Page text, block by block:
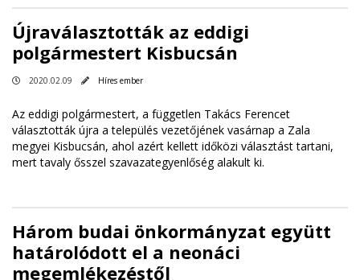
Újraválasztották az eddigi
polgármestert Kisbucsán
2020.02.09 Híres ember
Az eddigi polgármestert, a független Takács Ferencet
választották újra a település vezetőjének vasárnap a Zala
megyei Kisbucsán, ahol azért kellett időközi választást tartani,
mert tavaly ősszel szavazategyenlőség alakult ki.
Három budai önkormányzat együtt
határolódott el a neonáci
megemlékezéstől